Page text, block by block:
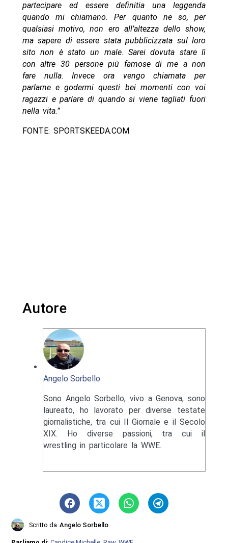
partecipare ed essere definitia una leggenda
quando mi chiamano. Per quanto ne so, per
qualsiasi motivo, non ero all’altezza dello show,
ma sapere di essere stata pubblicizzata sul loro
sito non è stato un male. Sarei dovuta stare lì
con altre 30 persone più famose di me a non
fare nulla. Invece ora vengo chiamata per
parlarne e godermi questi bei momenti con voi
ragazzi e parlare di quando si viene tagliati fuori
nella vita.”
FONTE: SPORTSKEEDA.COM
Autore
Angelo Sorbello
Sono Angelo Sorbello, vivo a Genova, sono
laureato, ho lavorato per diverse testate
giornalistiche, tra cui Il Giornale e il Secolo
XIX. Ho diverse passioni, tra cui il
wrestling in particolare la WWE.
Scritto da Angelo Sorbello